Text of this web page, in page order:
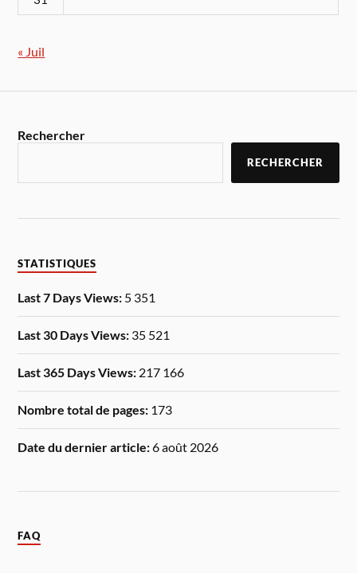
« Juil
Rechercher
RECHERCHER
STATISTIQUES
Last 7 Days Views: 5 351
Last 30 Days Views: 35 521
Last 365 Days Views: 217 166
Nombre total de pages: 173
Date du dernier article:6 août 2026
FAQ